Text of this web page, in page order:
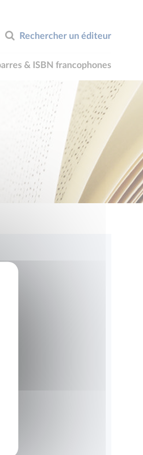
Rechercher un éditeur
& ISBN francophones